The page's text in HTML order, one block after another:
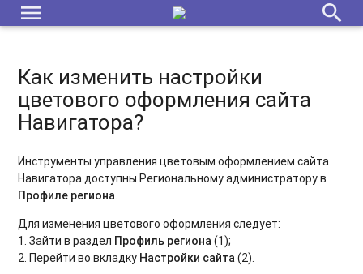
menu
Инструкция по заполнению текущего норматива в
Подготовка к переходу и переход на новый 2026/2027
учебный год в Навигаторе
Модуль «Обучающиеся»: функционал и структура
ВАЖНО! Заключение соглашений в системе СОЦЗАКАЗА на
новый финансовый год (ознакомиться Администраторам
региона и муниципалитетов)
Переход на новый финансовый 2025 год. План технических
мероприятий в Навигаторе [дорожная карта]
search
Как изменить настройки
цветового оформления сайта
Навигатора?
Инструменты управления цветовым оформлением сайта
Навигатора доступны Региональному администратору в
Профиле региона.
Для изменения цветового оформления следует:
1. Зайти в раздел Профиль региона(1);
2. Перейти во вкладку Настройки сайта(2).